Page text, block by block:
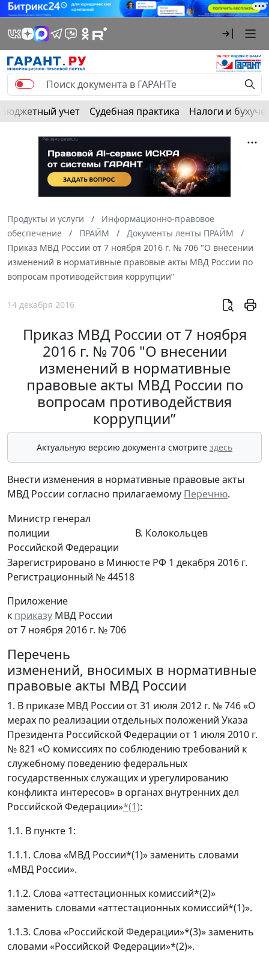
Бюджетный учет Судебная практика Налоги и
Продукты и услуги
Информационно-правовое
обеспечение
ПРАЙМ
Документы ленты ПРАЙМ
Приказ МВД России от 7 ноября 2016 г. № 706 "О внесении
изменений в нормативные правовые акты МВД России по
вопросам противодействия коррупции”
14 декабря 2016
Приказ МВД России от 7 ноября
2016 г. № 706 "О внесении
изменений в нормативные
правовые акты МВД России по
вопросам противодействия
коррупции”
Актуальную версию документа смотрите здесь
Внести изменения в нормативные правовые акты
МВД России согласно прилагаемому Перечню.
Министр генерал
полиции
Российской Федерации
В. Колокольцев
Зарегистрировано в Минюсте РФ 1 декабря 2016 г.
Регистрационный № 44518
Приложение
к приказу МВД России
от 7 ноября 2016 г. № 706
Перечень
изменений, вносимых в нормативные
правовые акты МВД России
1. В приказе МВД России от 31 июля 2012 г. № 746 «О
мерах по реализации отдельных положений Указа
Президента Российской Федерации от 1 июля 2010 г.
№ 821 «О комиссиях по соблюдению требований к
служебному поведению федеральных
государственных служащих и урегулированию
конфликта интересов» в органах внутренних дел
Российской Федерации»*(1):
1.1. В пункте 1:
1.1.1. Слова «МВД России*(1)» заменить словами
«МВД России».
1.1.2. Слова «аттестационных комиссий*(2)»
заменить словами «аттестационных комиссий*(1)».
1.1.3. Слова «Российской Федерации»*(3)» заменить
словами «Российской Федерации»*(2)».